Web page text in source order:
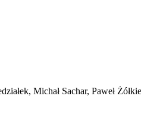
Michał Sachar, Paweł